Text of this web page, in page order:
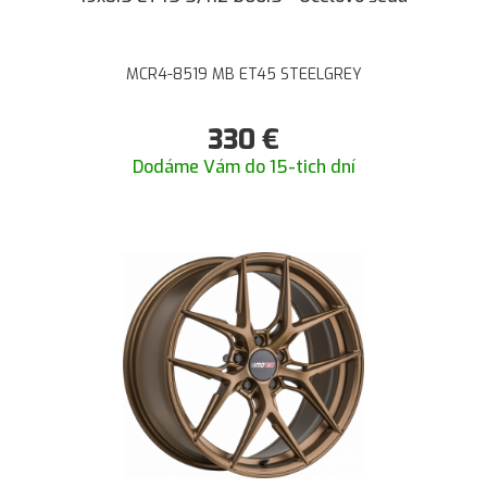
MCR4-8519 MB ET45 STEELGREY
330 €
Dodáme Vám do 15-tich dní